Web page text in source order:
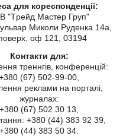
для кореспонденції:
"Tрейд Мастер Груп"
Миколи Руденка 14а,
оф 121, 03194
Контакти для:
треннгів, конференцій:
(67) 502-99-00,
реклами на порталі,
журналах:
+380 (67) 502 30 13,
+380 (44) 383 92 39,
+380 (44) 383 50 34.